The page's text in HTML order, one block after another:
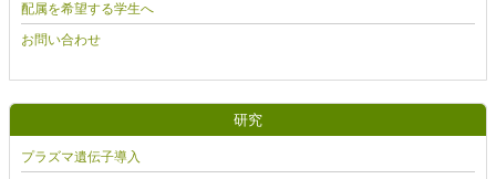
配属を希望する学生へ
お問い合わせ
研究
プラズマ遺伝子導入